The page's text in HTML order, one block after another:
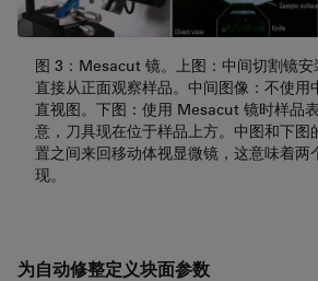
图 3：Mesacut 镜。上图：中间切割镜
直接从正面观察样品。中间图像：不使用
直视图。下图：使用 Mesacut 镜时样品
意，刀具现在位于样品上方。中图和下图
置之间来回移动体视显微镜，这意味着两
现。
为自动修整定义块面参数